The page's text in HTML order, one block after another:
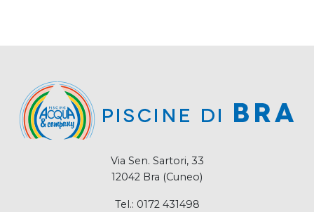
Via Sen. Sartori, 33
12042 Bra (Cuneo)
Tel.: 0172 431498